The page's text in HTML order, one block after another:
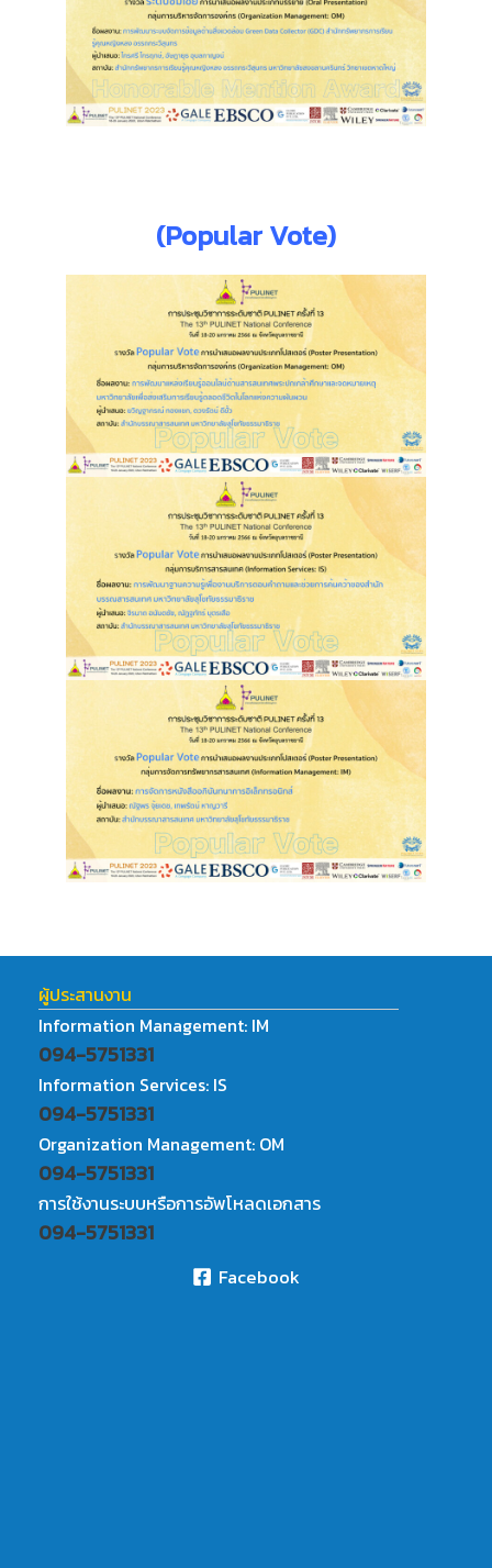
(Popular Vote)
ผู้ประสานงาน
Information Management: IM
094-5751331
Information Services: IS
094-5751331
Organization Management: OM
094-5751331
การใช้งานระบบหรือการอัพโหลดเอกสาร
094-5751331
Facebook